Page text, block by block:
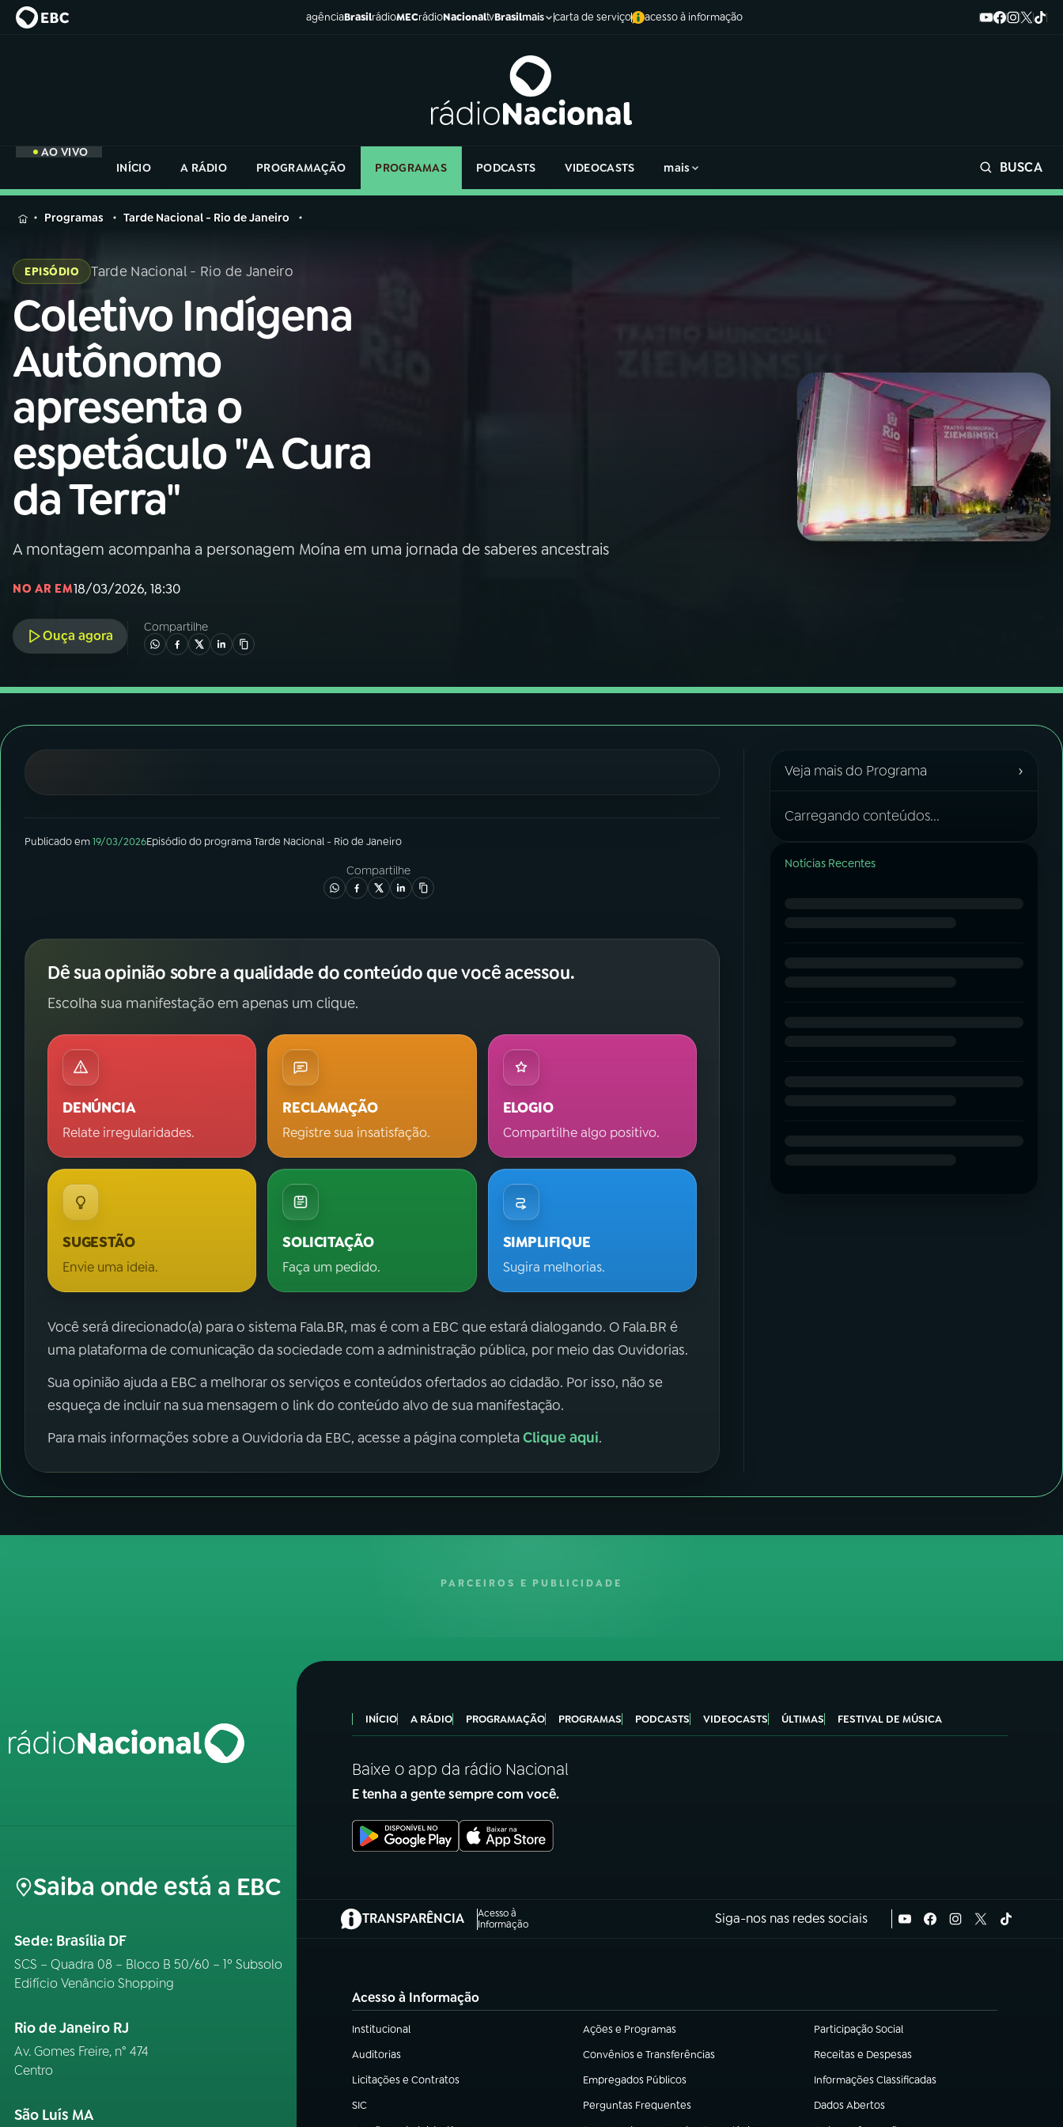
agênciaBrasilrádioMECrádioNacionaltvBrasilmais carta de serviço acesso à informação
AO VIVO
INÍCIO
A RÁDIO PROGRAMAÇÃO PROGRAMAS PODCASTS VIDEOCASTS mais BUSCA
MENU
Buscar
na
Rádio
Nacional
01 INÍCIO
02 A RÁDIO
03 PROGRAMAÇÃO
04PROGRAMAS
YouTube Facebook
na
Rádio
Programas Tarde Nacional - Rio de Janeiro
EPISÓDIO Tarde Nacional - Rio de Janeiro
Coletivo Indígena
Autônomo
apresenta o
espetáculo "A Cura
da Terra"
A montagem acompanha a personagem Moína em uma jornada de saberes ancestrais
NO AR EM18/03/2026, 18:30
Ouça agora
Compartilhe
Publicado em19/03/2026Episódiodo programaTarde Nacional - Rio de Janeiro
Compartilhe
Dê sua opinião sobre a qualidade do conteúdo que você acessou.
Escolha sua manifestação em apenas um clique.
DENÚNCIA
Relate irregularidades.
RECLAMAÇÃO
Registre sua insatisfação.
ELOGIO
Compartilhe algo positivo.
SUGESTÃO
Envie uma ideia.
SOLICITAÇÃO
Faça um pedido.
SIMPLIFIQUE
Sugira melhorias.
Você será direcionado(a) para o sistema Fala.BR, mas é com a EBC que estará dialogando. O Fala.BR é
uma plataforma de comunicação da sociedade com a administração pública, por meio das Ouvidorias.
Sua opinião ajuda a EBC a melhorar os serviços e conteúdos ofertados ao cidadão. Por isso, não se
esqueça de incluir na sua mensagem o link do conteúdo alvo de sua manifestação.
Para mais informações sobre a Ouvidoria da EBC, acesse a página completaClique aqui.
Veja mais do Programa ›
Carregando conteúdos...
Notícias Recentes
PARCEIROS E PUBLICIDADE
Saiba onde está a EBC
Sede: Brasília DF
SCS – Quadra 08 – Bloco B 50/60 – 1º Subsolo
Edifício Venâncio Shopping
Rio de Janeiro RJ
Av. Gomes Freire, n° 474
Centro
São Luís MA
INÍCIO A RÁDIO PROGRAMAÇÃO PROGRAMAS PODCASTS VIDEOCASTS ÚLTIMAS FESTIVAL DE MÚSICA
Baixe o app da rádio Nacional
E tenha a gente sempre com você.
TRANSPARÊNCIA
Acesso à
Informação
(abre em nova aba) Siga-nos nas redes sociais
Acesso à Informação
Institucional
(abre em nova aba) Ações e Programas
(abre em nova aba) Participação Social
(abre em nova aba)
Auditorias
(abre em nova aba) Convênios e Transferências
(abre em nova aba) Receitas e Despesas
(abre em nova aba)
Licitações e Contratos
(abre em nova aba) Empregados Públicos
(abre em nova aba) Informações Classificadas
(abre em nova aba)
SIC
(abre em nova aba) Perguntas Frequentes
(abre em nova aba) Dados Abertos
(abre em nova aba)